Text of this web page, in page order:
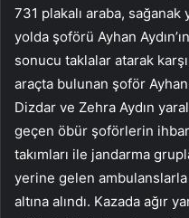
731 plakalı araba,
yolda şoförü Ayhan
sonucu taklalar atarak
araçta bulunan şoför Ayhan
Dizdar ve Zehra Aydın
geçen öbür şoförlerin
takımları ile jandarma
yerine gelen ambulanslarla
altına alındı. Kazada ağır